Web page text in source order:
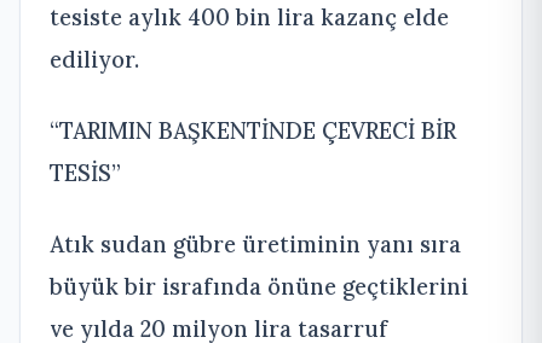
tesiste aylık 400 bin lira kazanç elde
ediliyor.
“TARIMIN BAŞKENTİNDE ÇEVRECİ BİR
TESİS”
Atık sudan gübre üretiminin yanı sıra
büyük bir israfında önüne geçtiklerini
ve yılda 20 milyon lira tasarruf